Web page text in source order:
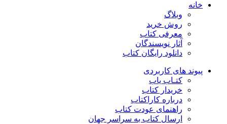
خانه
وبلاگ
روش خرید
معرفی کتاب
آثار نویسندگان
دانلود رایگان کتاب
پیوند های کاربردی
کتـاب یاب
خریدار کتاب
درباره کاراکتاب
راهنمای عودت کتاب
ارسال کتاب به سراسر جهان